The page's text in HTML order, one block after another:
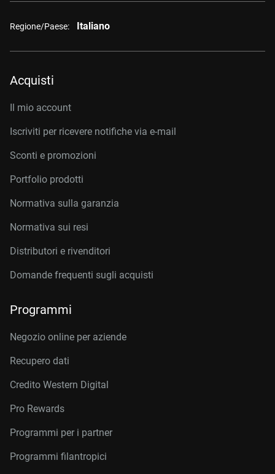
Regione/Paese: Italiano
Acquisti
Il mio account
Iscriviti per ricevere notifiche via e-mail
Sconti e promozioni
Portfolio prodotti
Normativa sulla garanzia
Normativa sui resi
Distributori e rivenditori
Domande frequenti sugli acquisti
Programmi
Negozio online per aziende
Recupero dati
Credito Western Digital
Pro Rewards
Programmi per i partner
Programmi filantropici